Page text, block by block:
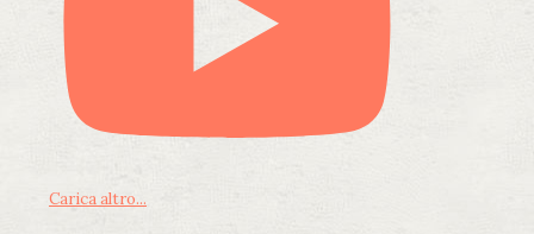
Carica altro...